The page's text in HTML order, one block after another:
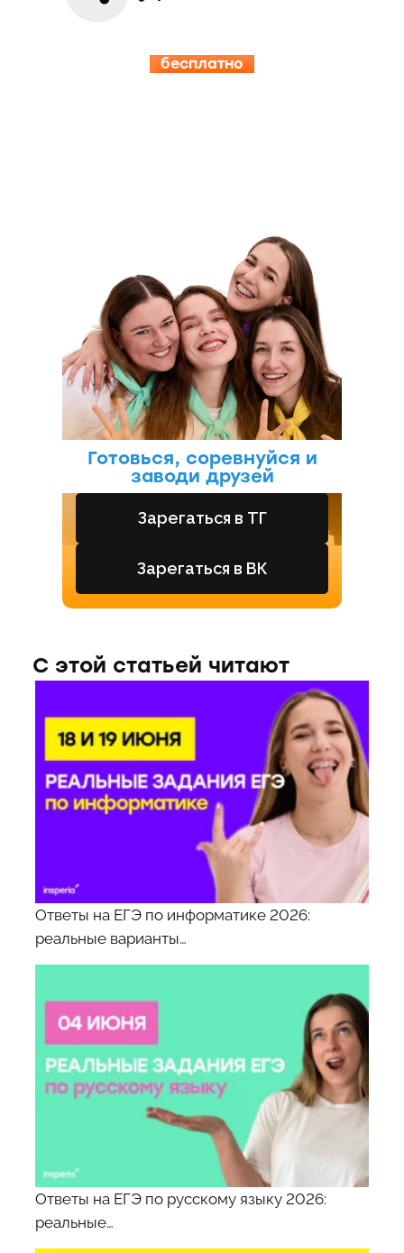
бесплатно
Готовься, соревнуйся и
заводи друзей
Зарегаться в ТГ
Зарегаться в ВК
С этой статьей читают
Ответы на ЕГЭ по информатике 2026:
реальные варианты…
Ответы на ЕГЭ по русскому языку 2026:
реальные…